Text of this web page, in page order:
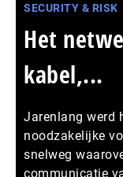
SECURITY & RISK
Het
kabel,...
Jarenlang werd
noodzakelijke
snelweg
communicatie